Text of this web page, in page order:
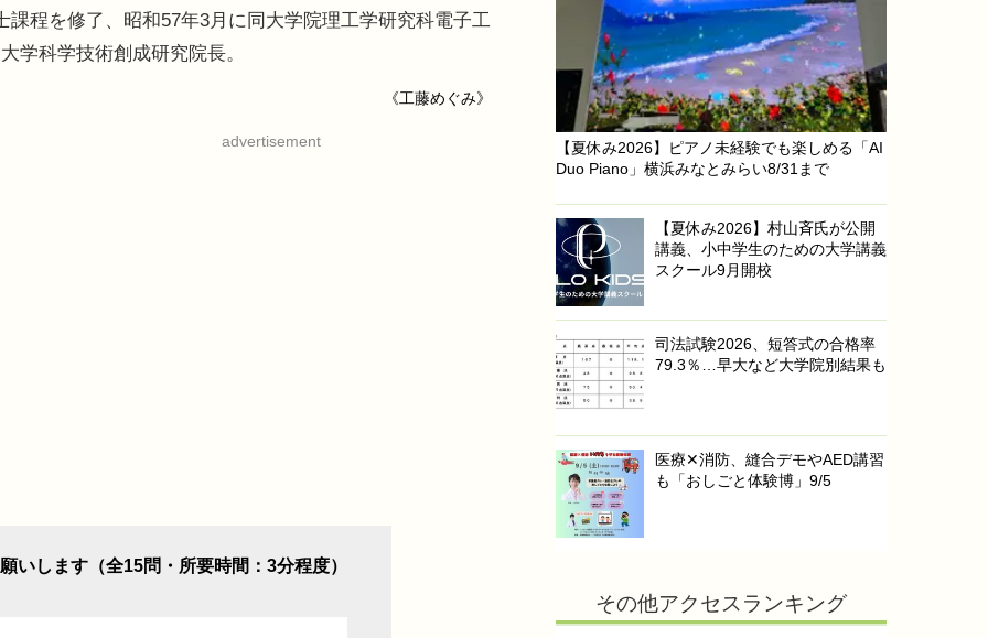
程を修了、昭和57年3月に同大学院理工学研究科電子工
学科学技術創成研究院長。
《工藤めぐみ》
advertisement
いします（全15問・所要時間：3分程度）
【夏休み2026】ピアノ未経験でも楽しめる「AI
Duo Piano」横浜みなとみらい8/31まで
【夏休み2026】村山斉氏が公開
講義、小中学生のための大学講義
スクール9月開校
司法試験2026、短答式の合格率
79.3％…早大など大学院別結果も
医療✕消防、縫合デモやAED講習
も「おしごと体験博」9/5
その他アクセスランキング